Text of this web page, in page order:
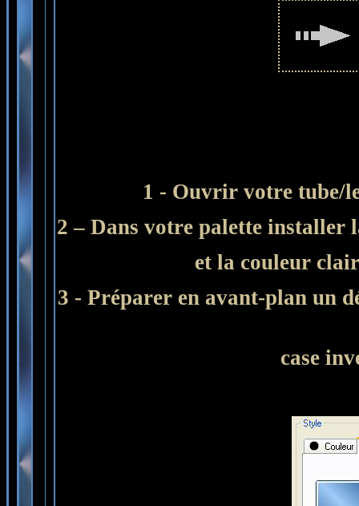
1 - Ouvrir votre tube/
2 – Dans votre palette installer
et la couleur
3 - Préparer en avant-plan un
case